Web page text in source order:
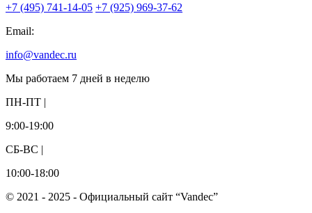
+7 (495) 741-14-05 +7 (925) 969-37-62
Email:
info@vandec.ru
Мы работаем 7 дней в неделю
ПН-ПТ |
9:00-19:00
СБ-ВС |
10:00-18:00
© 2021 - 2025 - Официальный сайт “Vandec”